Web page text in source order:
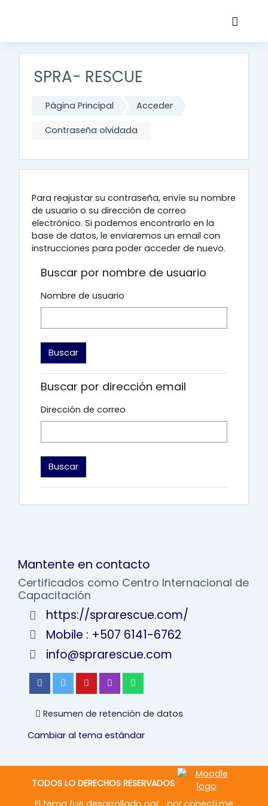
SPRA- RESCUE
Página Principal Acceder
Contraseña olvidada
Para reajustar su contraseña, envíe su nombre
de usuario o su dirección de correo
electrónico. Si podemos encontrarlo en la
base de datos, le enviaremos un email con
instrucciones para poder acceder de nuevo.
Buscar por nombre de usuario
Nombre de usuario
Buscar por dirección email
Dirección de correo
Mantente en contacto
Certificados como Centro Internacional de
Capacitación
https://sprarescue.com/
Mobile : +507 6141-6762
info@sprarescue.com
Resumen de retención de datos
Cambiar al tema estándar
TODOS LO DERECHOS RESERVADOS
El tema fue desarrollado por
por conecti.me